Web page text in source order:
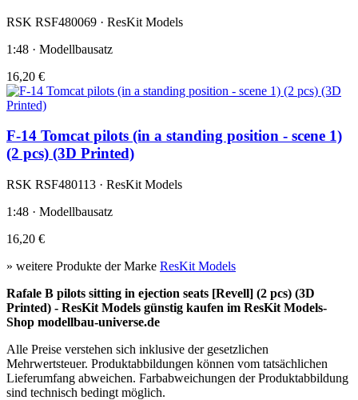
RSK RSF480069 · ResKit Models
1:48 · Modellbausatz
16,20 €
F-14 Tomcat pilots (in a standing position - scene 1)
(2 pcs) (3D Printed)
RSK RSF480113 · ResKit Models
1:48 · Modellbausatz
16,20 €
» weitere Produkte der Marke ResKit Models
Rafale B pilots sitting in ejection seats [Revell] (2 pcs) (3D
Printed) - ResKit Models günstig kaufen im ResKit Models-
Shop modellbau-universe.de
Alle Preise verstehen sich inklusive der gesetzlichen
Mehrwertsteuer. Produktabbildungen können vom tatsächlichen
Lieferumfang abweichen. Farbabweichungen der Produktabbildung
sind technisch bedingt möglich.